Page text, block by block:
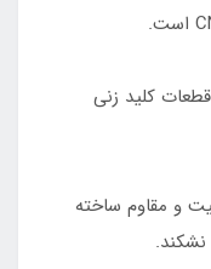
کلید زنی
و مقاوم ساخته
نشکند.